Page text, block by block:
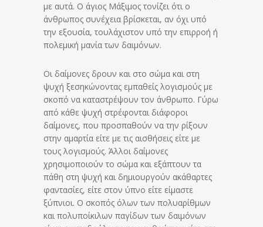
με αυτά. Ο άγιος Μάξιμος τονίζει ότι ο
άνθρωπος συνέχεια βρίσκεται, αν όχι υπό
την εξουσία, τουλάχιστον υπό την επιρροή ή
πολεμική μανία των δαιμόνων.
Οι δαίμονες δρουν και στο σώμα και στη
ψυχή ξεσηκώνοντας εμπαθείς λογισμούς με
σκοπό να καταστρέψουν τον άνθρωπο. Γύρω
από κάθε ψυχή στρέφονται διάφοροι
δαίμονες, που προσπαθούν να την ρίξουν
στην αμαρτία είτε με τις αισθήσεις είτε με
τους λογισμούς. Άλλοι δαίμονες
χρησιμοποιούν το σώμα και εξάπτουν τα
πάθη στη ψυχή και δημιουργούν ακάθαρτες
φαντασίες, είτε στον ύπνο είτε είμαστε
ξύπνιοι. Ο σκοπός όλων των πολυαρίθμων
και πολυποίκιλων παγίδων των δαιμόνων